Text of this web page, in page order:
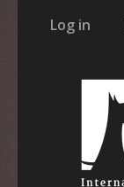
Log in